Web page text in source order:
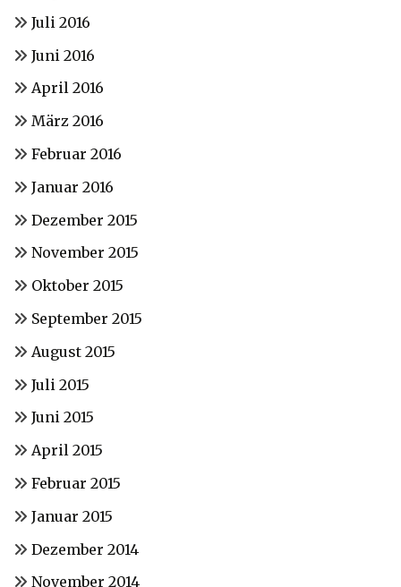
Juli 2016
Juni 2016
April 2016
März 2016
Februar 2016
Januar 2016
Dezember 2015
November 2015
Oktober 2015
September 2015
August 2015
Juli 2015
Juni 2015
April 2015
Februar 2015
Januar 2015
Dezember 2014
November 2014